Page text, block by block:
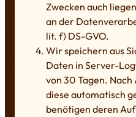
Zwecken auch
an der
lit. f) DS-GVO.
Wir speichern aus
Daten in Server-
von 30 Tagen.
diese automatisch
benötigen deren